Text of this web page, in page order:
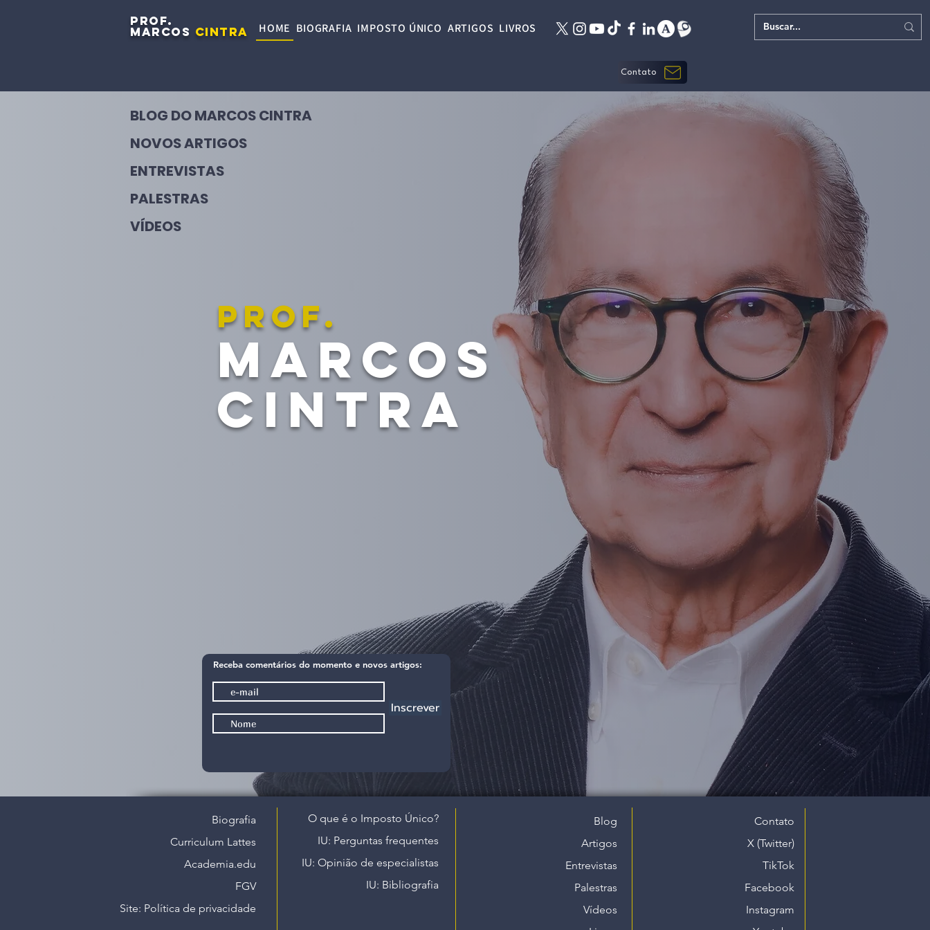
PROF.
MARCOS CINTRA HOME BIOGRAFIA IMPOSTO ÚNICO ARTIGOS LIVROS
Contato
BLOG DO MARCOS CINTRA
NOVOS ARTIGOS
ENTREVISTAS
PALESTRAS
VÍDEOS
Prof.
MARCOS
CINTRA
Canal no WhatsApp
Receba comentários do momento e novos artigos:
Inscrever
Biografia
Curriculum Lattes
Academia.edu
FGV
Site: Política de privacidade​
O que é o Imposto Único?
IU: Perguntas frequentes
IU: Opinião de especialistas
IU: Bibliografia
Blog
Artigos
Entrevistas
Palestras
Vídeos
Contato
X (Twitter)
TikTok
Facebook
Instagram